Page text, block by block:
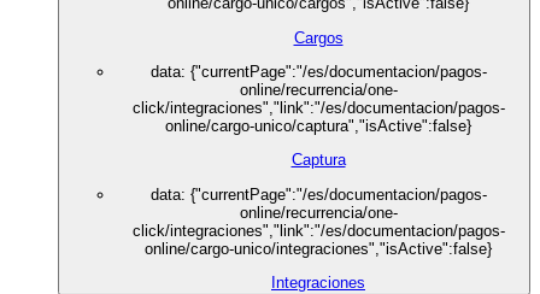
Cargos
data: {"currentPage":"/es/documentacion/pagos-
online/recurrencia/one-
click/integraciones","link":"/es/documentacion/pagos-
online/cargo-unico/captura","isActive":false}
Captura
data: {"currentPage":"/es/documentacion/pagos-
online/recurrencia/one-
click/integraciones","link":"/es/documentacion/pagos-
online/cargo-unico/integraciones","isActive":false}
Integraciones